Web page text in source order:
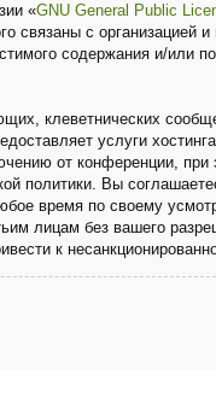
«GNU General Public
связаны с организацией
содержания и/
клеветнических
услуги
от конференции,
политики. Вы
время по своему
лицам без вашего
к